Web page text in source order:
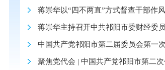
蒋崇华以“四不两直”方式督查干部作
蒋崇华主持召开中共祁阳市委财经委
中国共产党祁阳市第二届委员会第一
聚焦党代会 | 中国共产党祁阳市第二